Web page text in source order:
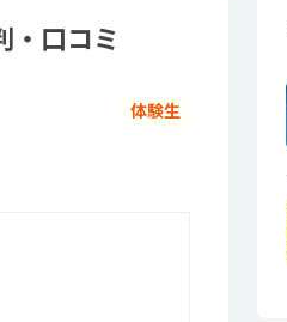
・口コミ
体験生